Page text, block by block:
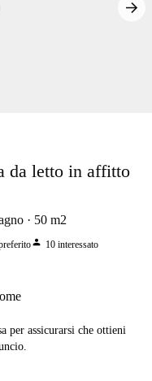
da letto in affitto
50 m2
person 10 interessato
per assicurarsi che ottieni